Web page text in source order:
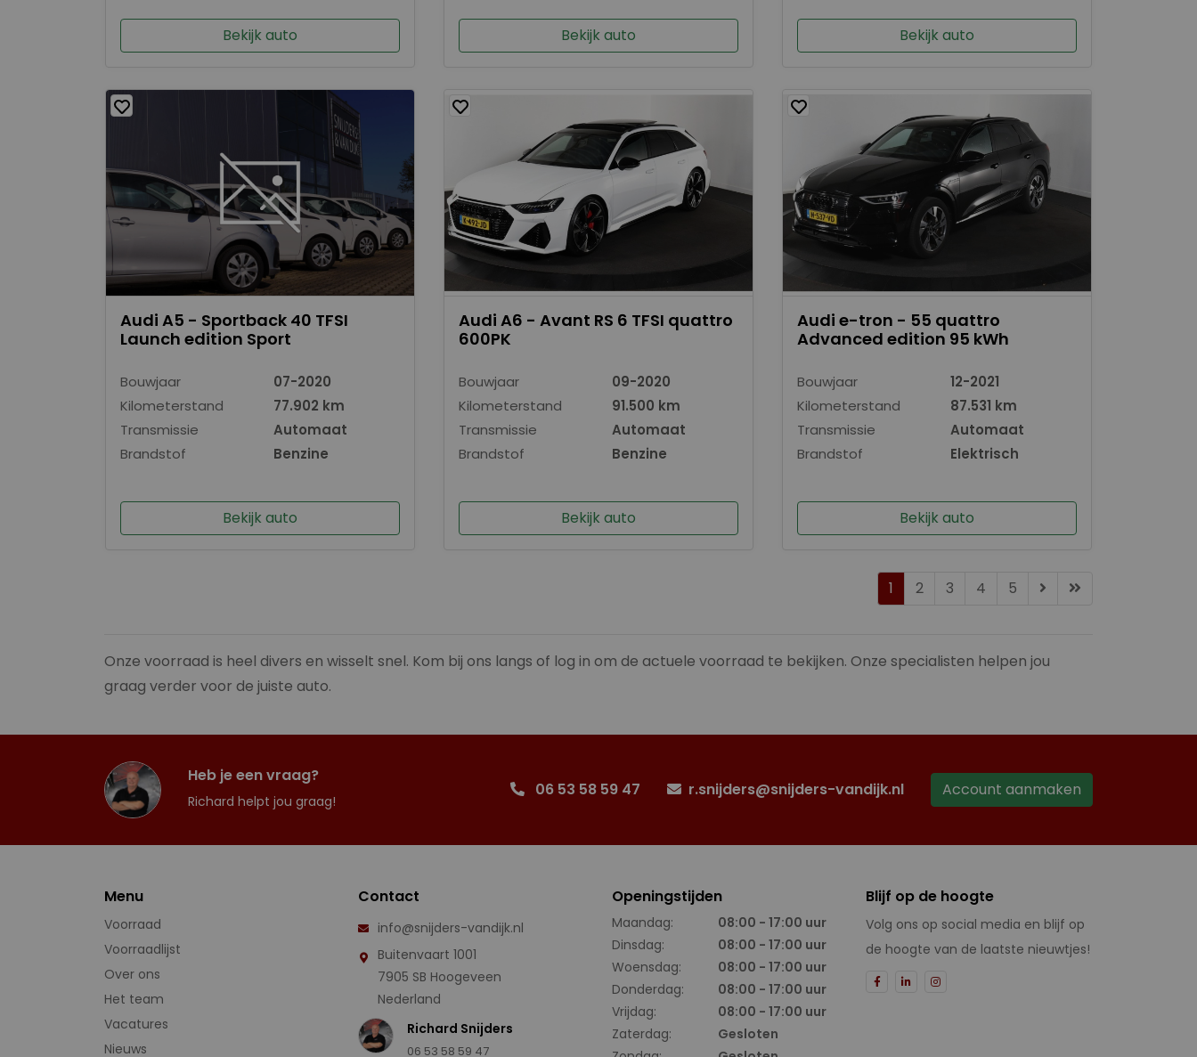
Bekijk auto Bekijk auto Bekijk auto
Audi A5 - Sportback 40 TFSI
Launch edition Sport
Bouwjaar
07-2020
Kilometerstand
77.902 km
Transmissie
Automaat
Brandstof
Benzine
Bekijk auto
Audi A6 - Avant RS 6 TFSI quattro
600PK
Bouwjaar
09-2020
Kilometerstand
91.500 km
Transmissie
Automaat
Brandstof
Benzine
Bekijk auto
Audi e-tron - 55 quattro
Advanced edition 95 kWh
Bouwjaar
12-2021
Kilometerstand
87.531 km
Transmissie
Automaat
Brandstof
Elektrisch
Bekijk auto
1 2 3 4 5
Onze voorraad is heel divers en wisselt snel. Kom bij ons langs of log in om de actuele voorraad te bekijken. Onze specialisten helpen jou
graag verder voor de juiste auto.
Heb je een vraag?
Richard helpt jou graag!
06 53 58 59 47 r.snijders@snijders-vandijk.nl Account aanmaken
Menu
Voorraad
Voorraadlijst
Over ons
Het team
Vacatures
Nieuws
Contact
info@snijders-vandijk.nl
Buitenvaart 1001
7905 SB Hoogeveen
Nederland
Richard Snijders
06 53 58 59 47
Openingstijden
Maandag:
08:00 - 17:00 uur
Dinsdag:
08:00 - 17:00 uur
Woensdag:
08:00 - 17:00 uur
Donderdag:
08:00 - 17:00 uur
Vrijdag:
08:00 - 17:00 uur
Zaterdag:
Gesloten
Blijf op de hoogte
Volg ons op social media en blijf op
de hoogte van de laatste nieuwtjes!